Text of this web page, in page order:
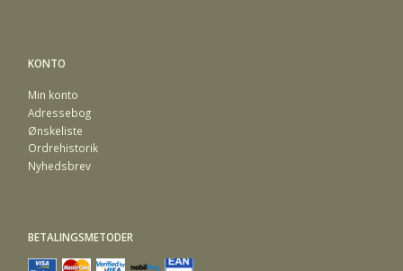
KONTO
Min konto
Adressebog
Ønskeliste
Ordrehistorik
Nyhedsbrev
BETALINGSMETODER